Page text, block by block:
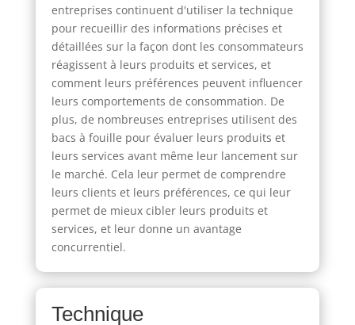
entreprises continuent d'utiliser la technique
pour recueillir des informations précises et
détaillées sur la façon dont les consommateurs
réagissent à leurs produits et services, et
comment leurs préférences peuvent influencer
leurs comportements de consommation. De
plus, de nombreuses entreprises utilisent des
bacs à fouille pour évaluer leurs produits et
leurs services avant même leur lancement sur
le marché. Cela leur permet de comprendre
leurs clients et leurs préférences, ce qui leur
permet de mieux cibler leurs produits et
services, et leur donne un avantage
concurrentiel.
Technique